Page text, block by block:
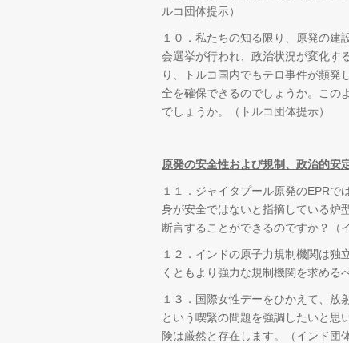
ルコ団体提示）
１０．私たちの知る限り、原発の建
会選挙が行われ、政治状況が変化す
り、トルコ国内でもテロ事件が頻発
全を確保できるのでしょうか。この
でしょうか。（トルコ団体提示）
原発の安全性および規制、政治的安
１１．ジャイタプール原発のEPRで
身が安全ではないと指摘している炉
断言することができるのですか？（
１２．インドの原子力規制機関は
くともより強力な規制機関を求める
１３．国際女性デーをひかえて、
という喫緊の問題を強調したいと思
険は厳然と存在します。（インド団